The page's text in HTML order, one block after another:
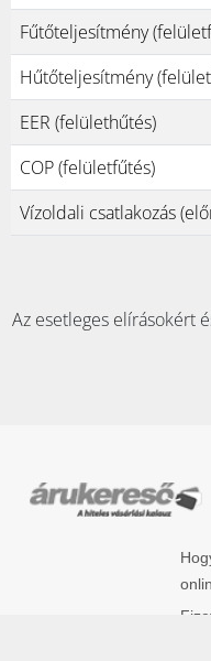
Fűtőteljesítmény
Hűtőteljesítmény
EER (felülethűtés)
COP (felületfűtés)
Vízoldali csatlakozás
Az esetleges elírásokért